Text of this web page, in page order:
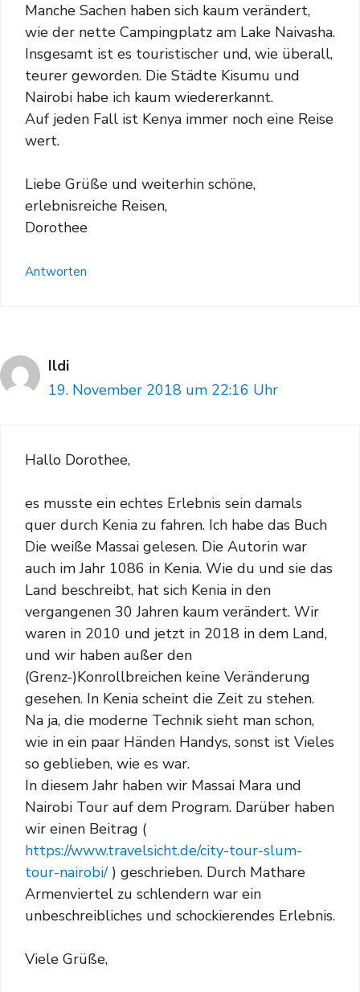
Manche Sachen haben sich kaum verändert,
wie der nette Campingplatz am Lake Naivasha.
Insgesamt ist es touristischer und, wie überall,
teurer geworden. Die Städte Kisumu und
Nairobi habe ich kaum wiedererkannt.
Auf jeden Fall ist Kenya immer noch eine Reise
wert.
Liebe Grüße und weiterhin schöne,
erlebnisreiche Reisen,
Dorothee
Antworten
Ildi
19. November 2018 um 22:16 Uhr
Hallo Dorothee,
es musste ein echtes Erlebnis sein damals
quer durch Kenia zu fahren. Ich habe das Buch
Die weiße Massai gelesen. Die Autorin war
auch im Jahr 1086 in Kenia. Wie du und sie das
Land beschreibt, hat sich Kenia in den
vergangenen 30 Jahren kaum verändert. Wir
waren in 2010 und jetzt in 2018 in dem Land,
und wir haben außer den
(Grenz-)Konrollbreichen keine Veränderung
gesehen. In Kenia scheint die Zeit zu stehen.
Na ja, die moderne Technik sieht man schon,
wie in ein paar Händen Handys, sonst ist Vieles
so geblieben, wie es war.
In diesem Jahr haben wir Massai Mara und
Nairobi Tour auf dem Program. Darüber haben
wir einen Beitrag (
https://www.travelsicht.de/city-tour-slum-
tour-nairobi/) geschrieben. Durch Mathare
Armenviertel zu schlendern war ein
unbeschreibliches und schockierendes Erlebnis.
Viele Grüße,